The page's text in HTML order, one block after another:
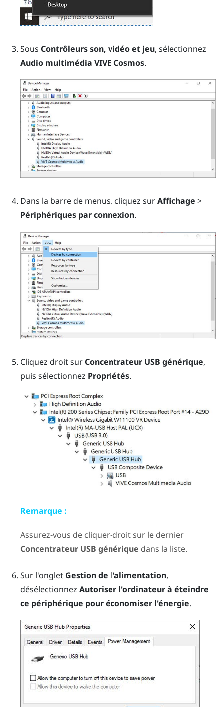
Sous Contrôleurs son, vidéo et jeu, sélectionnez
Audio multimédia VIVE Cosmos.
Dans la barre de menus, cliquez surAffichage >
Périphériques par connexion.
Cliquez droit sur Concentrateur USB générique,
puis sélectionnez Propriétés.
Remarque :
Assurez-vous de cliquer-droit sur le dernier
Concentrateur USB générique dans la liste.
Sur l'onglet Gestion de l'alimentation,
désélectionnez Autoriser l'ordinateur à éteindre
ce périphérique pour économiser l'énergie.